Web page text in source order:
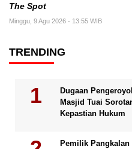
The Spot
Minggu, 9 Agu 2026 - 13:55 WIB
TRENDING
Dugaan
Masjid Tuai
Kepastian Hukum
Pemilik